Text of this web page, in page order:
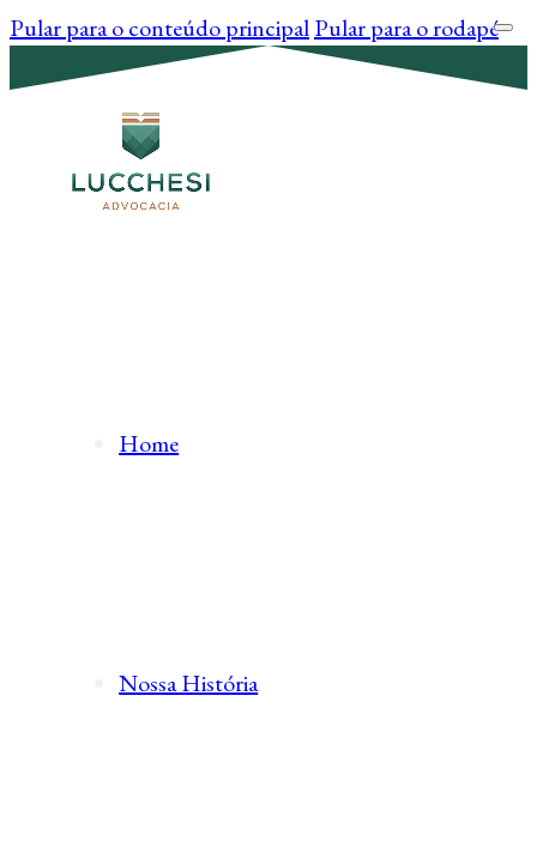
Pular para o conteúdo principalPular para o rodapé
Home
Nossa História